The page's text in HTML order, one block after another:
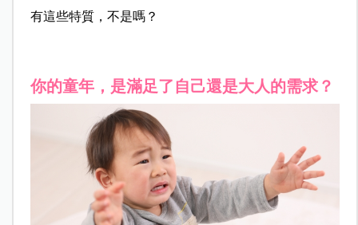
有這些特質，不是嗎？
你的童年，是滿足了自己還是大人的需求？